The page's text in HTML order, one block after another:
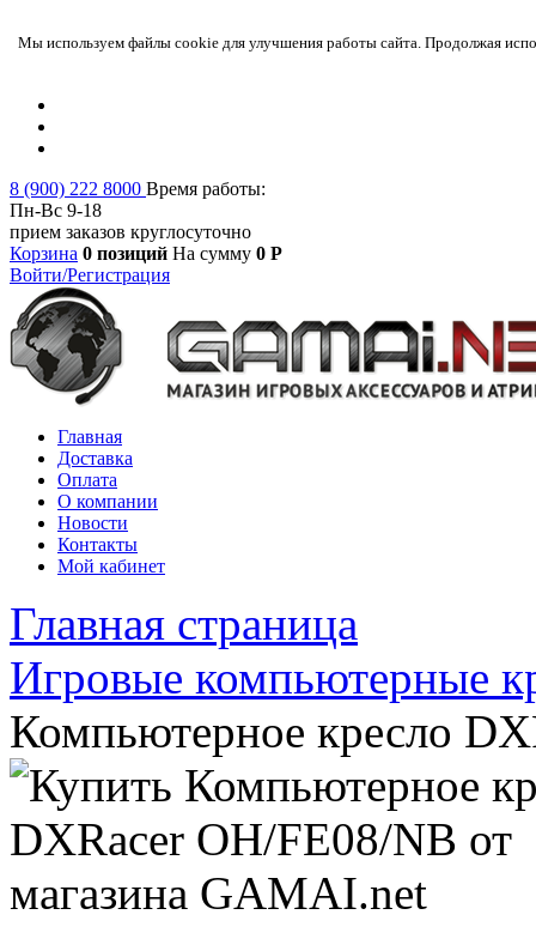
Мы используем файлы cookie для улучшения работы сайта. Продолжая
8 (900) 222 8000 Время работы:
Пн-Вс 9-18
прием заказов круглосуточно
Корзина 0 позиций На сумму 0 Р
Войти/Регистрация
Главная
Доставка
Оплата
О компании
Новости
Контакты
Мой кабинет
Главная страница
Игровые компьютерные
Компьютерное кресло